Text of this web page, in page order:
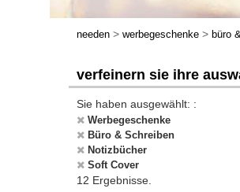
needen > werbegeschenke > büro
verfeinern sie ihre
Sie haben ausgewählt: :
Werbegeschenke
Büro & Schreiben
Notizbücher
Soft Cover
12 Ergebnisse.